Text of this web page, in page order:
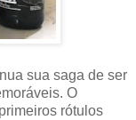
sua saga de ser
O
rótulos